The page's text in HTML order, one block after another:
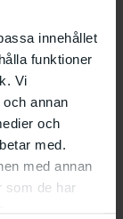
innehållet
funktioner
Vi
annan
och
med.
med annan
som de har
metod
av en
för
med
ständigt
och gjort till